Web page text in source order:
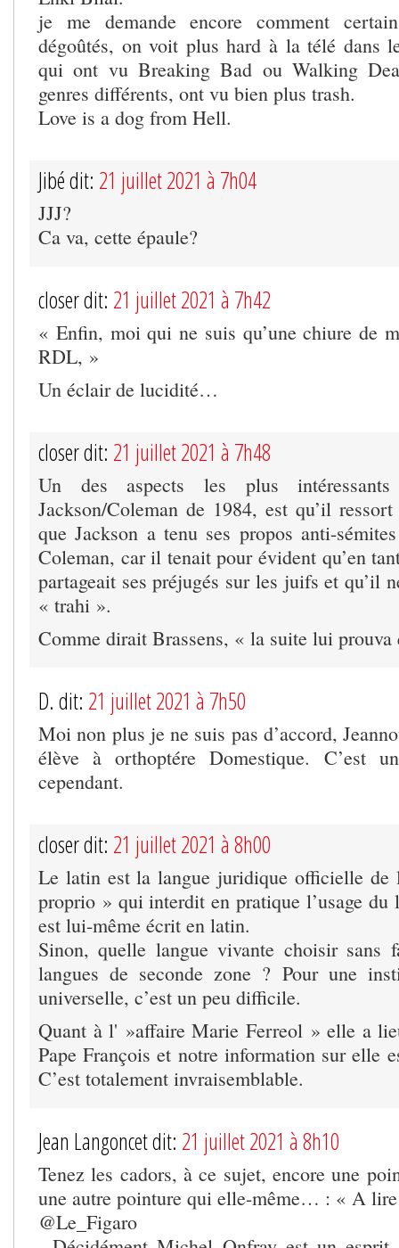
je me demande encore comment
dégoûtés, on voit plus hard à la télé dans
qui ont vu Breaking Bad ou Walking
genres différents, ont vu bien plus trash.
Love is a dog from Hell.
Jibé dit: 21 juillet 2021 à 7h04
JJJ?
Ca va, cette épaule?
closer dit: 21 juillet 2021 à 7h42
« Enfin, moi qui ne suis qu’une chiure de
RDL, »
Un éclair de lucidité…
closer dit: 21 juillet 2021 à 7h48
Un des aspects les plus
Jackson/Coleman de 1984, est qu’il
que Jackson a tenu ses propos anti-
Coleman, car il tenait pour évident qu’en
partageait ses préjugés sur les juifs et qu’il
« trahi ».
Comme dirait Brassens, « la suite lui
D. dit: 21 juillet 2021 à 7h50
Moi non plus je ne suis pas d’accord,
élève à orthoptére Domestique. C’est
cependant.
closer dit: 21 juillet 2021 à 8h00
Le latin est la langue juridique officielle de
proprio » qui interdit en pratique l’usage
est lui-même écrit en latin.
Sinon, quelle langue vivante choisir sans
langues de seconde zone ? Pour une
universelle, c’est un peu difficile.
Quant à l' »affaire Marie Ferreol » elle a
Pape François et notre information sur elle
C’est totalement invraisemblable.
Jean Langoncet dit: 21 juillet 2021 à 8h10
Tenez les cadors, à ce sujet, encore une
une autre pointure qui elle-même… : « A lire
@Le_Figaro